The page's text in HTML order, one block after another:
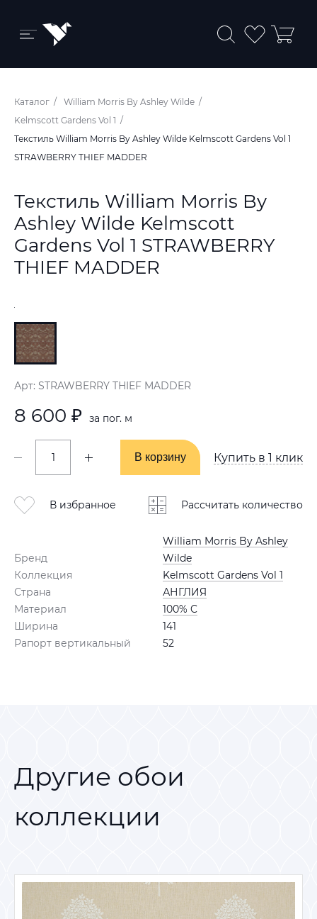
Бренды и коллекции
Ковры
Краски
Пледы
Ткани
Каталог
William Morris By Ashley Wilde
Kelmscott Gardens Vol 1
Текстиль William Morris By Ashley Wilde Kelmscott Gardens Vol 1
STRAWBERRY THIEF MADDER
Текстиль William Morris By
Ashley Wilde Kelmscott
Gardens Vol 1 STRAWBERRY
THIEF MADDER
Арт: STRAWBERRY THIEF MADDER
8 600 ₽ за пог. м
В корзину
В корзину Купить в 1 клик
В избранное Рассчитать количество
Бренд
William Morris By Ashley
Wilde
Коллекция
Kelmscott Gardens Vol 1
Страна
АНГЛИЯ
Материал
100% C
Ширина
141
Рапорт вертикальный
52
Другие обои
коллекции